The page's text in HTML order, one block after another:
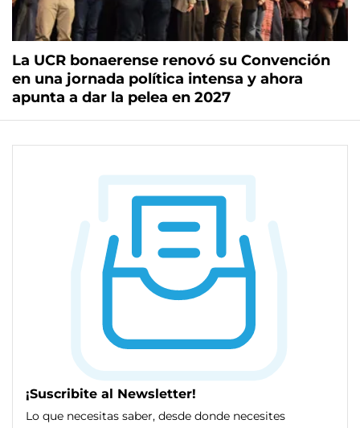
La UCR bonaerense renovó su Convención
en una jornada política intensa y ahora
apunta a dar la pelea en 2027
¡Suscribite al Newsletter!
Lo que necesitas saber, desde donde necesites